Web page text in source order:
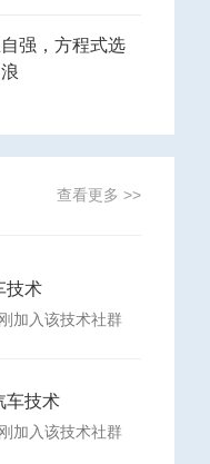
强，方程式选
查看更多 >>
技术
加入该技术社群
车技术
加入该技术社群